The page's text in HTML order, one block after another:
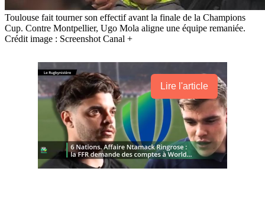
Toulouse fait tourner son effectif avant la finale de la Champions
Cup. Contre Montpellier, Ugo Mola aligne une équipe remaniée.
Crédit image : Screenshot Canal +
Lire l'article